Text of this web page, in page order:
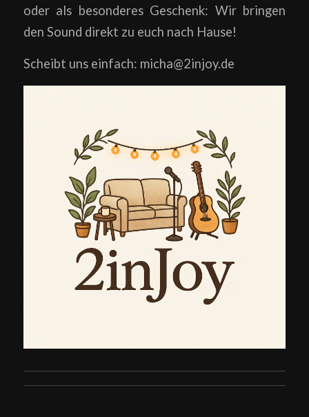
oder als besonderes Geschenk: Wir bringen
den Sound direkt zu euch nach Hause!
Scheibt uns einfach: micha@2injoy.de